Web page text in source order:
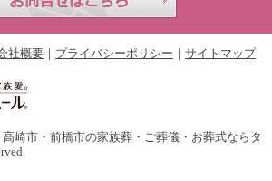
社概要 プライバシーポリシー サイトマップ
高崎市・前橋市の家族葬・ご葬儀・お葬式ならタ